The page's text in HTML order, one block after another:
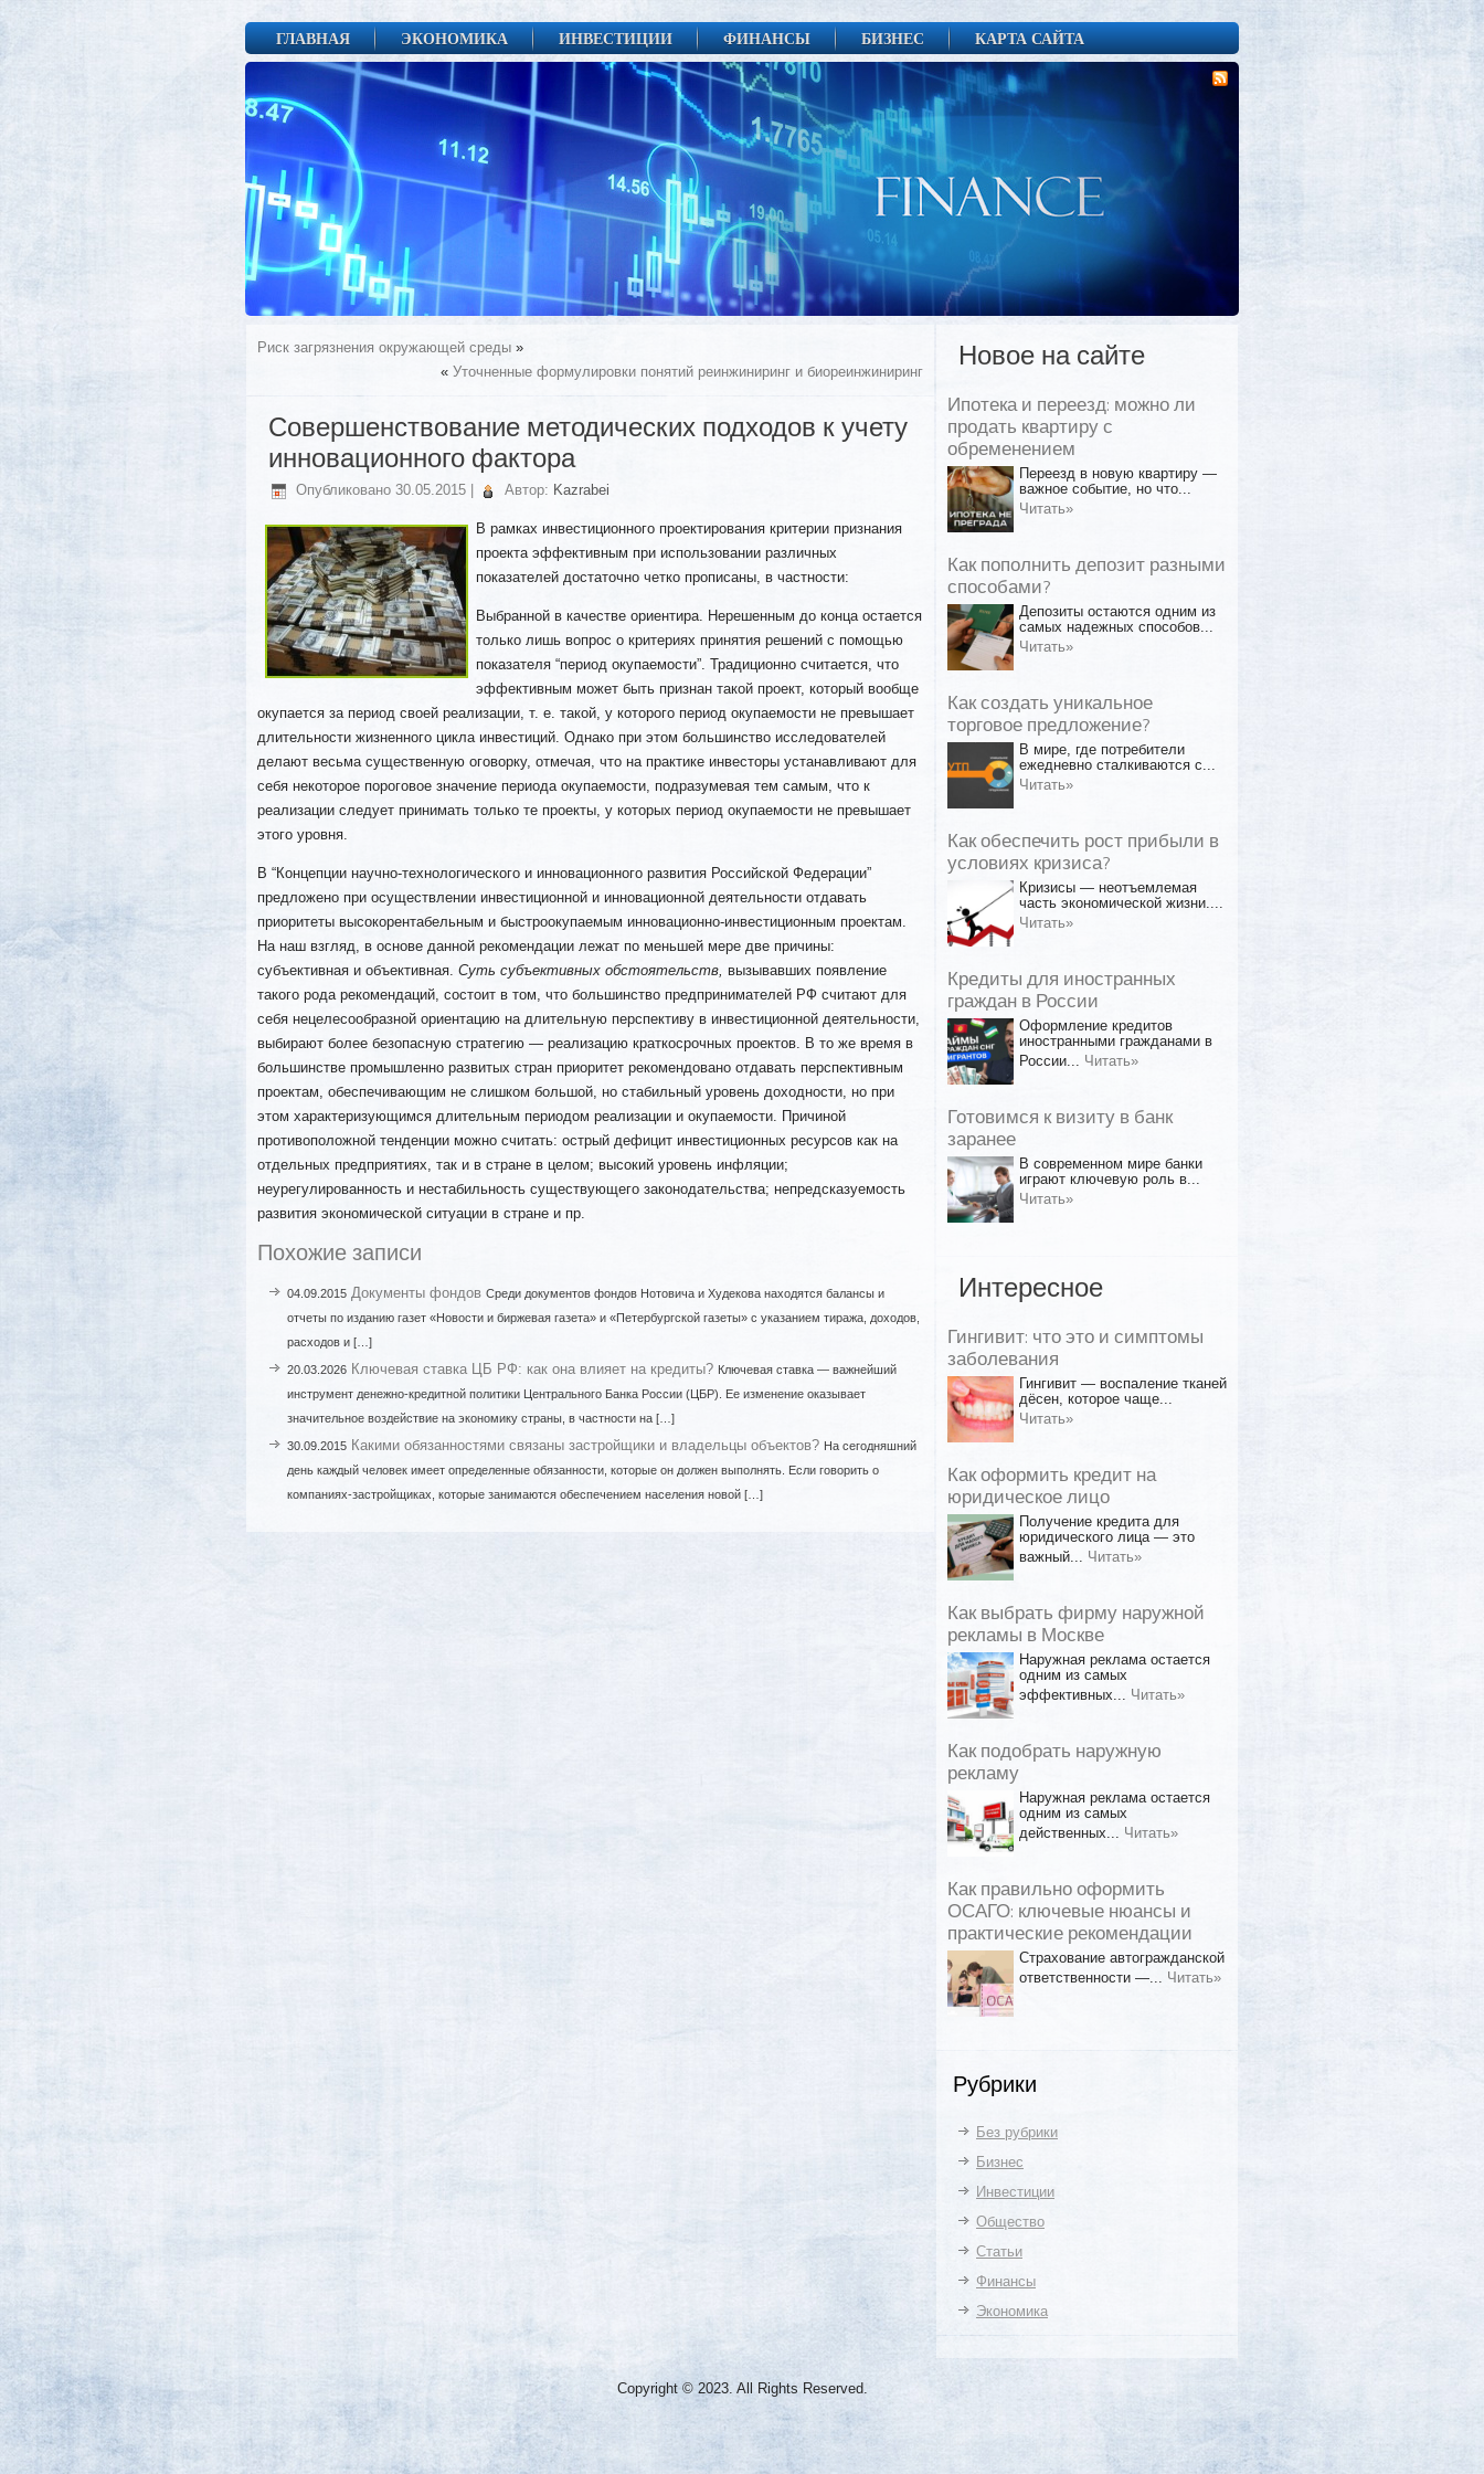
ГЛАВНАЯ ЭКОНОМИКА ИНВЕСТИЦИИ ФИНАНСЫ БИЗНЕС КАРТА САЙТА
Риск загрязнения окружающей среды »
« Уточненные формулировки понятий реинжиниринг и биореинжиниринг
Совершенствование методических подходов к учету
инновационного фактора
Опубликовано 30.05.2015 Автор: Kazrabei
В рамках инвестиционного проектирования критерии признания
проекта эффективным при использовании различных
показателей достаточно четко прописаны, в частности:
Выбранной в качестве ориентира. Нерешенным до конца остается
только лишь вопрос о критериях принятия решений с помощью
показателя “период окупаемости”. Традиционно считается, что
эффективным может быть признан такой проект, который вообще
окупается за период своей реализации, т. е. такой, у которого период окупаемости не превышает
длительности жизненного цикла инвестиций. Однако при этом большинство исследователей
делают весьма существенную оговорку, отмечая, что на практике инвесторы устанавливают для
себя некоторое пороговое значение периода окупаемости, подразумевая тем самым, что к
реализации следует принимать только те проекты, у которых период окупаемости не превышает
этого уровня.
В “Концепции научно-технологического и инновационного развития Российской Федерации”
предложено при осуществлении инвестиционной и инновационной деятельности отдавать
приоритеты высокорентабельным и быстроокупаемым инновационно-инвестиционным проектам.
На наш взгляд, в основе данной рекомендации лежат по меньшей мере две причины:
субъективная и объективная. Суть субъективных обстоятельств, вызывавших появление
такого рода рекомендаций, состоит в том, что большинство предпринимателей РФ считают для
себя нецелесообразной ориентацию на длительную перспективу в инвестиционной деятельности,
выбирают более безопасную стратегию — реализацию краткосрочных проектов. В то же время в
большинстве промышленно развитых стран приоритет рекомендовано отдавать перспективным
проектам, обеспечивающим не слишком большой, но стабильный уровень доходности, но при
этом характеризующимся длительным периодом реализации и окупаемости. Причиной
противоположной тенденции можно считать: острый дефицит инвестиционных ресурсов как на
отдельных предприятиях, так и в стране в целом; высокий уровень инфляции;
неурегулированность и нестабильность существующего законодательства; непредсказуемость
развития экономической ситуации в стране и пр.
Похожие записи
04.09.2015 Документы фондов Среди документов фондов Нотовича и Худекова находятся балансы и
отчеты по изданию газет «Новости и биржевая газета» и «Петербургской газеты» с указанием тиража, доходов,
расходов и […]
20.03.2026 Ключевая ставка ЦБ РФ: как она влияет на кредиты? Ключевая ставка — важнейший
инструмент денежно-кредитной политики Центрального Банка России (ЦБР). Ее изменение оказывает
значительное воздействие на экономику страны, в частности на […]
30.09.2015 Какими обязанностями связаны застройщики и владельцы объектов? На сегодняшний
день каждый человек имеет определенные обязанности, которые он должен выполнять. Если говорить о
компаниях-застройщиках, которые занимаются обеспечением населения новой […]
Новое на сайте
Ипотека и переезд: можно ли
продать квартиру с
обременением
Переезд в новую квартиру —
важное событие, но что...
Читать»
Как пополнить депозит разными
способами?
Депозиты остаются одним из
самых надежных способов...
Читать»
Как создать уникальное
торговое предложение?
В мире, где потребители
ежедневно сталкиваются с...
Читать»
Как обеспечить рост прибыли в
условиях кризиса?
Кризисы — неотъемлемая
часть экономической жизни....
Читать»
Кредиты для иностранных
граждан в России
Оформление кредитов
иностранными гражданами в
России... Читать»
Готовимся к визиту в банк
заранее
В современном мире банки
играют ключевую роль в...
Читать»
Интересное
Гингивит: что это и симптомы
заболевания
Гингивит — воспаление тканей
дёсен, которое чаще...
Читать»
Как оформить кредит на
юридическое лицо
Получение кредита для
юридического лица — это
важный... Читать»
Как выбрать фирму наружной
рекламы в Москве
Наружная реклама остается
одним из самых
эффективных... Читать»
Как подобрать наружную
рекламу
Наружная реклама остается
одним из самых
действенных... Читать»
Как правильно оформить
ОСАГО: ключевые нюансы и
практические рекомендации
Страхование автогражданской
ответственности —... Читать»
Рубрики
Без рубрики
Бизнес
Инвестиции
Общество
Статьи
Финансы
Экономика
Copyright © 2023. All Rights Reserved.